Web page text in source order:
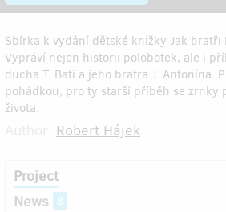
Sbírka k vydání dětské knížky Jak bratři
Vypráví nejen historii polobotek, ale i
ducha T. Bati a jeho bratra J. Antonína.
pohádkou, pro ty starší příběh se zrnky
života.
Robert Hájek
Project
News
8